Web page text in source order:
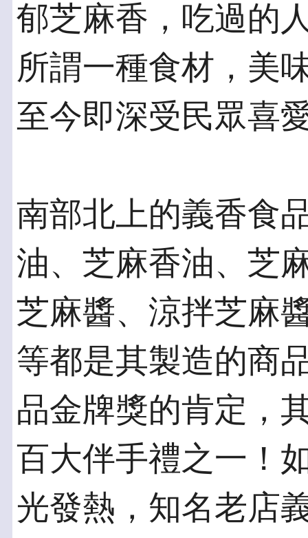
郁芝麻香，吃過的
所謂一種食材，美
至今即深受民眾喜
南部北上的義香食
油、芝麻香油、芝
芝麻醬、涼拌芝麻
等都是其製造的商
品金牌獎的肯定，
百大伴手禮之一！
光發熱，知名老店